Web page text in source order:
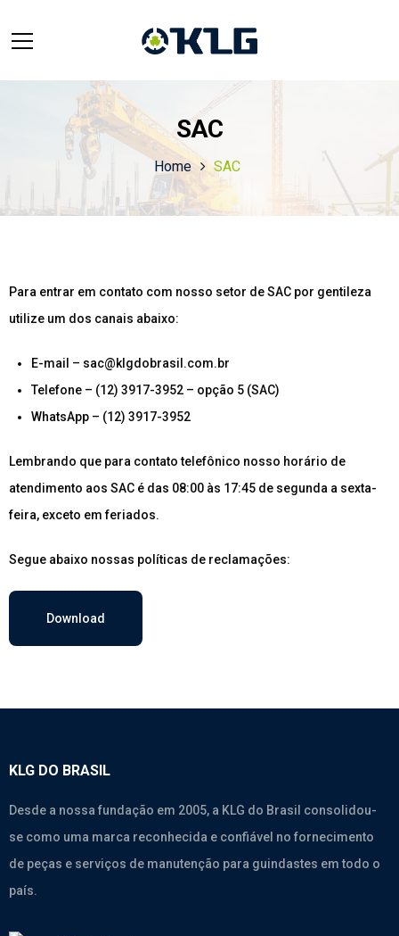
SAC
Home SAC
Para entrar em contato com nosso setor de SAC por gentileza
utilize um dos canais abaixo:
E-mail – sac@klgdobrasil.com.br
Telefone – (12) 3917-3952 – opção 5 (SAC)
WhatsApp – (12) 3917-3952
Lembrando que para contato telefônico nosso horário de
atendimento aos SAC é das 08:00 às 17:45 de segunda a sexta-
feira, exceto em feriados.
Segue abaixo nossas políticas de reclamações:
Download
KLG DO BRASIL
Desde a nossa fundação em 2005, a KLG do Brasil consolidou-
se como uma marca reconhecida e confiável no fornecimento
de peças e serviços de manutenção para guindastes em todo o
país.